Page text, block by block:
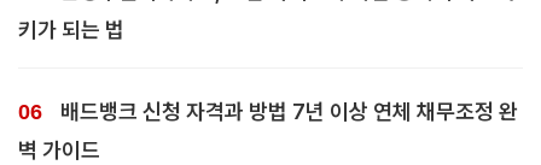
키가 되는 법
배드뱅크 신청 자격과 방법 7년 이상 연체 채무조정 완
벽 가이드